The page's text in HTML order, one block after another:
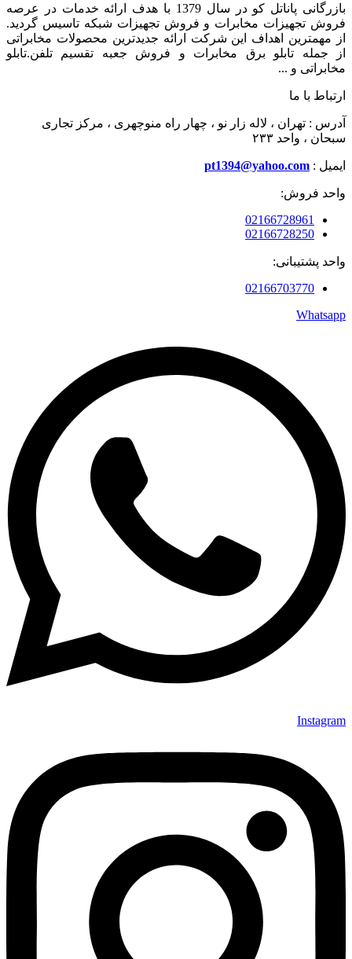
بازرگانی پاناتل کو در سال 1379 با هدف ارائه خدمات در عرصه
فروش تجهیزات مخابرات و فروش تجهیزات شبکه تاسیس گردید.
از مهمترین اهداف این شرکت ارائه جدیدترین محصولات مخابراتی
از جمله تابلو برق مخابرات و فروش جعبه تقسیم تلفن.تابلو
مخابراتی و ...
ارتباط با ما
آدرس : تهران ، لاله زار نو ، چهار راه منوچهری ، مرکز تجاری
سبحان ، واحد ۲۳۳
ایمیل : pt1394@yahoo.com
واحد فروش:
02166728961
02166728250
واحد پشتیبانی:
02166703770
Whatsapp
Instagram